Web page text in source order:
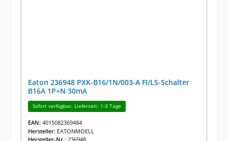
Eaton 236948 PXK-B16/1N/003-A FI/LS-Schalter
B16A 1P+N 30mA
Sofort verfügbar, Lieferzeit: 1-3 Tage
EAN: 4015082369484
Hersteller: EATONMOELL
Hersteller-Nr.: 236948